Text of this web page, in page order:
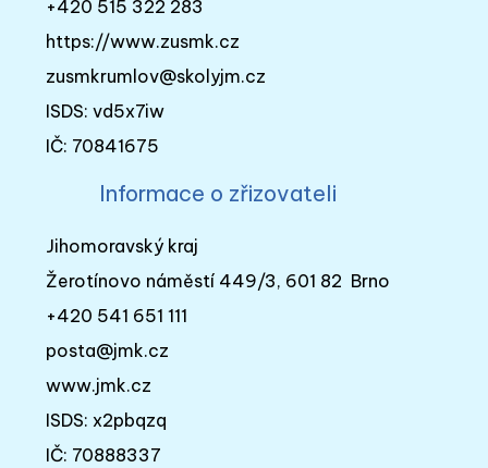
+420 515 322 283
https://www.zusmk.cz
zusmkrumlov@skolyjm.cz
ISDS: vd5x7iw
IČ: 70841675
Informace o zřizovateli
Jihomoravský kraj
Žerotínovo náměstí 449/3, 601 82 Brno
+420 541 651 111
posta@jmk.cz
www.jmk.cz
ISDS: x2pbqzq
IČ: 70888337